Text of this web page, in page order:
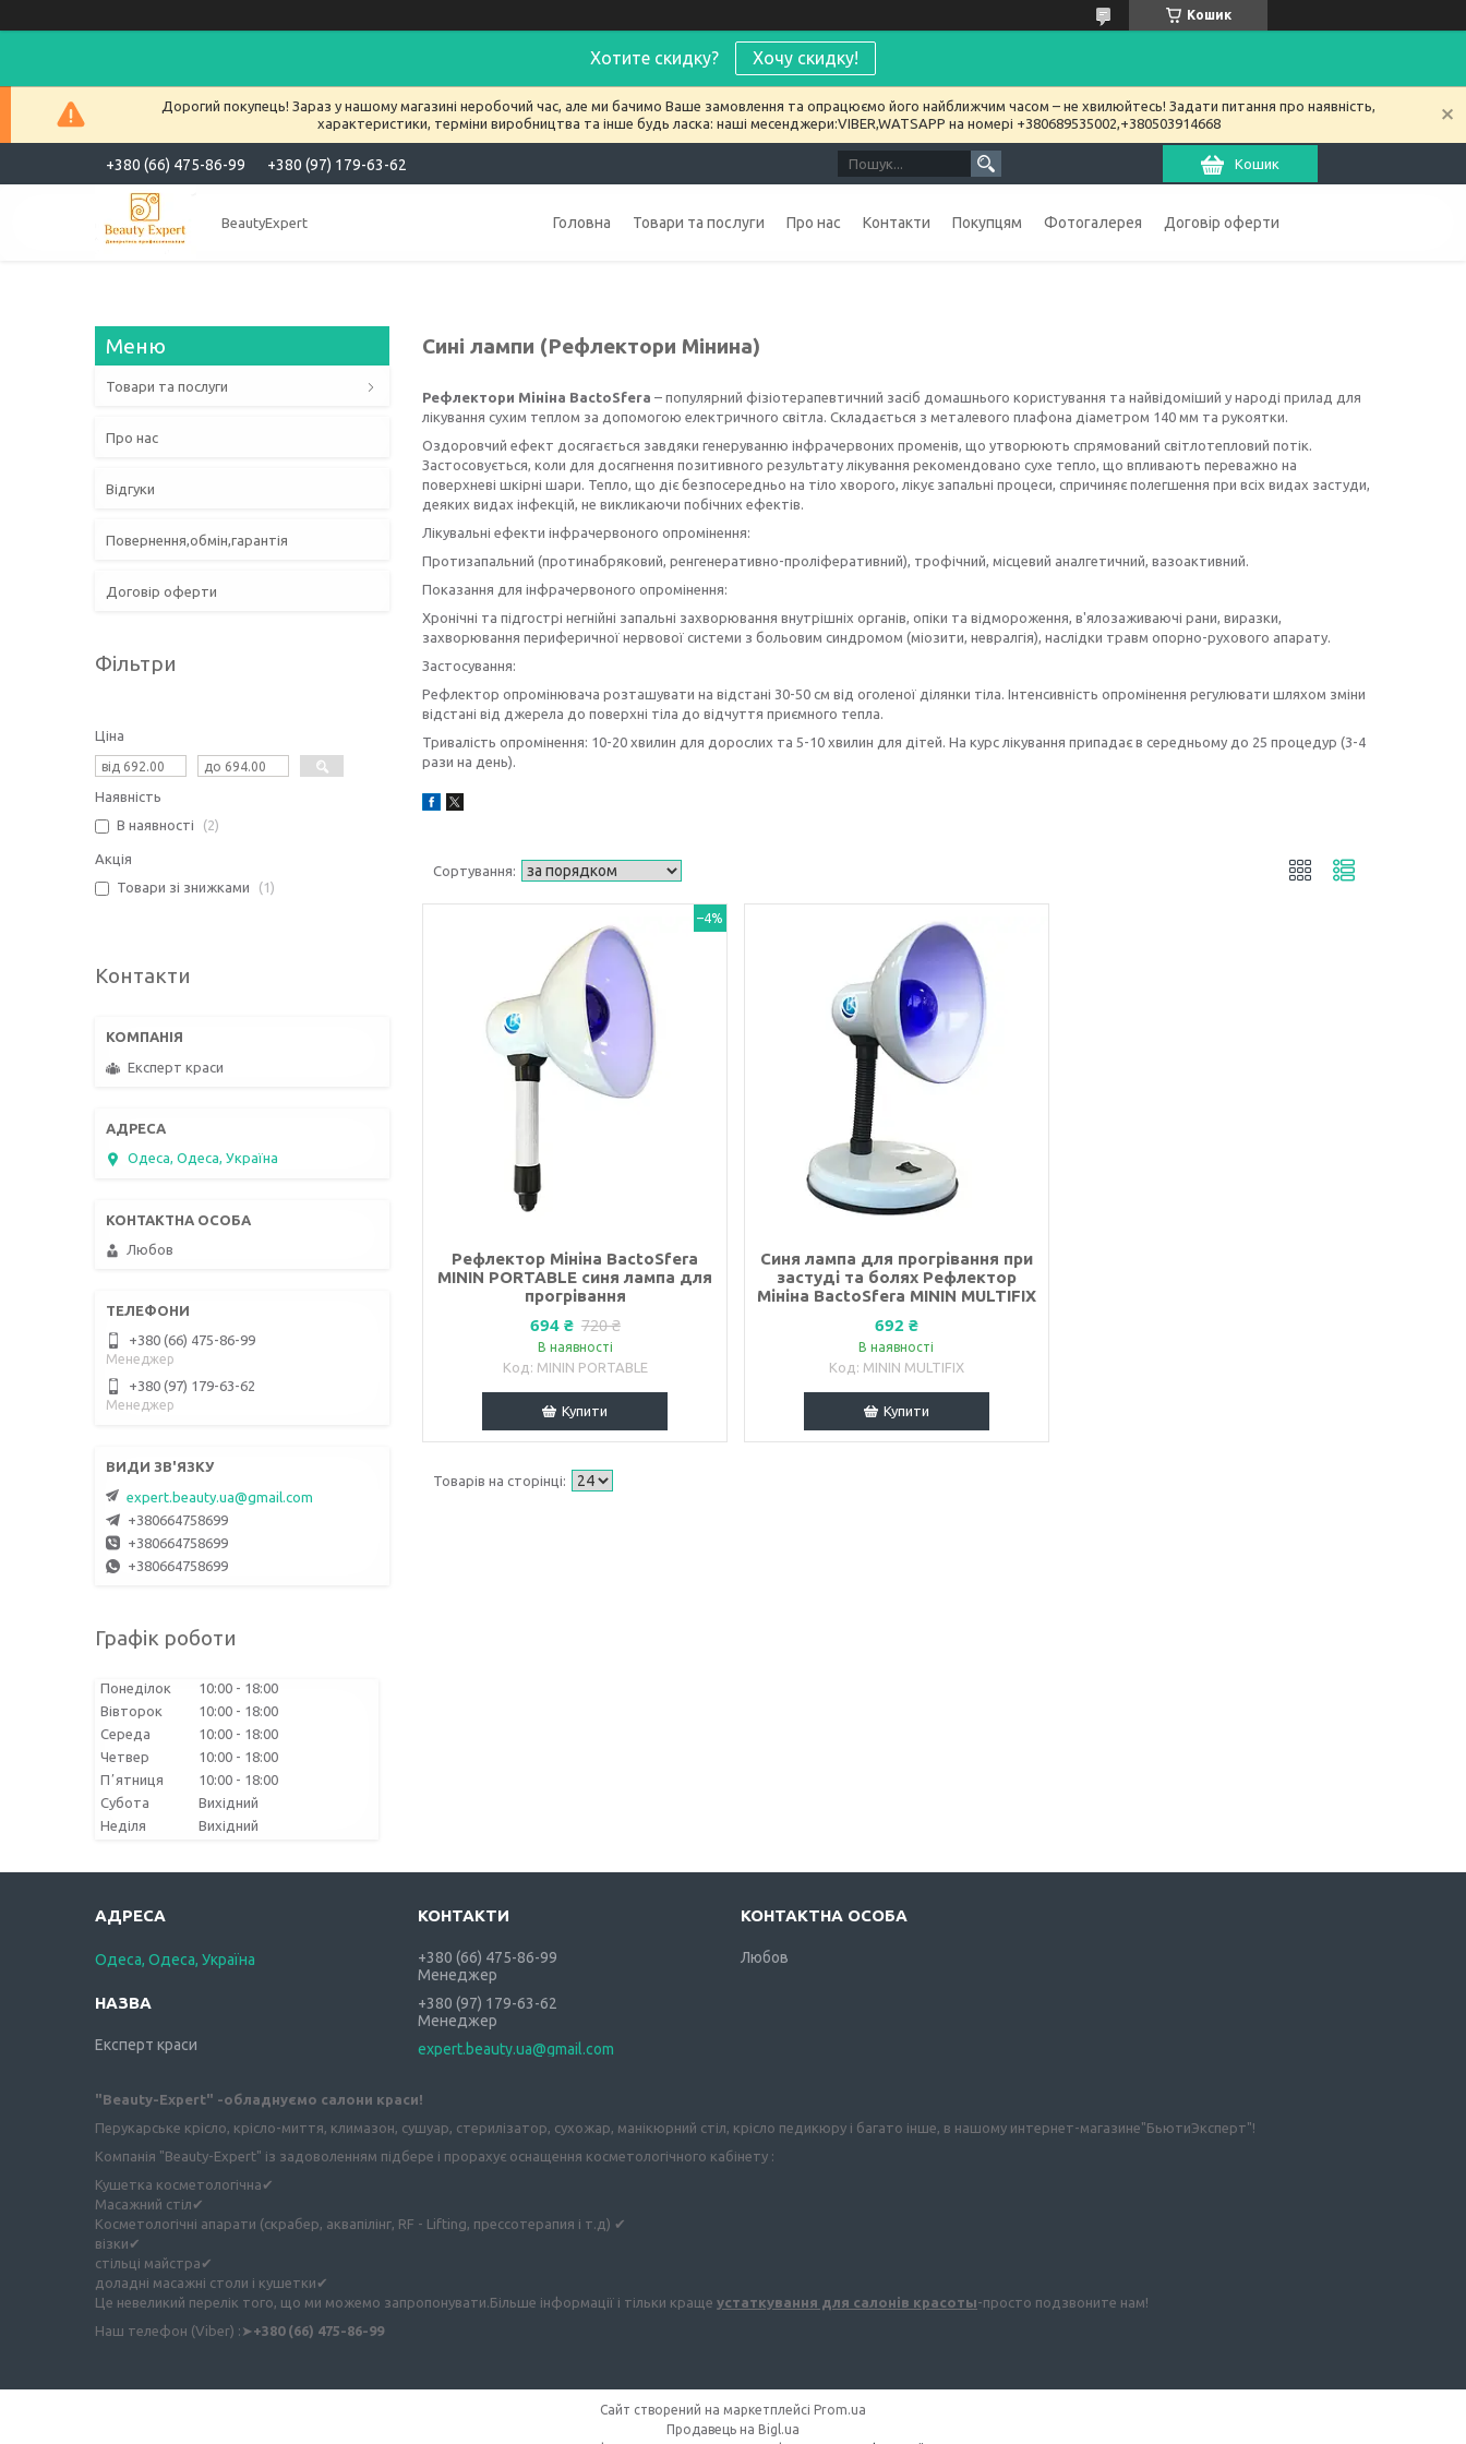
Кошик
Хотите скидку? Хочу скидку!
Дорогий покупець! Зараз у нашому магазині неробочий час, але ми бачимо Ваше замовлення та опрацюємо його найближчим часом – не хвилюйтесь! Задати питання про наявність,
характеристики, терміни виробництва та інше будь ласка: наші месенджери:VIBER,WATSAPP на номері +380689535002,+380503914668
+380 (66) 475-86-99 +380 (97) 179-63-62 Кошик
BeautyExpert Головна Товари та послуги Про нас Контакти Покупцям Фотогалерея Договір оферти
Сині лампи (Рефлектори Мінина)
Рефлектори Мініна BactoSfera – популярний фізіотерапевтичний засіб домашнього користування та найвідоміший у народі прилад для
лікування сухим теплом за допомогою електричного світла. Складається з металевого плафона діаметром 140 мм та рукоятки.
Оздоровчий ефект досягається завдяки генеруванню інфрачервоних променів, що утворюють спрямований світлотепловий потік.
Застосовується, коли для досягнення позитивного результату лікування рекомендовано сухе тепло, що впливають переважно на
поверхневі шкірні шари. Тепло, що діє безпосередньо на тіло хворого, лікує запальні процеси, спричиняє полегшення при всіх видах застуди,
деяких видах інфекцій, не викликаючи побічних ефектів.
Лікувальні ефекти інфрачервоного опромінення:
Протизапальний (протинабряковий, ренгенеративно-проліферативний), трофічний, місцевий аналгетичний, вазоактивний.
Показання для інфрачервоного опромінення:
Хронічні та підгострі негнійні запальні захворювання внутрішніх органів, опіки та відмороження, в'ялозаживаючі рани, виразки,
захворювання периферичної нервової системи з больовим синдромом (міозити, невралгія), наслідки травм опорно-рухового апарату.
Застосування:
Рефлектор опромінювача розташувати на відстані 30-50 см від оголеної ділянки тіла. Інтенсивність опромінення регулювати шляхом зміни
відстані від джерела до поверхні тіла до відчуття приємного тепла.
Тривалість опромінення: 10-20 хвилин для дорослих та 5-10 хвилин для дітей. На курс лікування припадає в середньому до 25 процедур (3-4
рази на день).
–4%
Рефлектор Мініна BactoSfera
MININ PORTABLE синя лампа для
прогрівання
694 ₴ 720 ₴
В наявності
MININ PORTABLE
Купити
Синя лампа для прогрівання при
застуді та болях Рефлектор
Мініна BactoSfera MININ MULTIFIX
692 ₴
В наявності
MININ MULTIFIX
Купити
Товари та послуги
Про нас
Відгуки
Повернення,обмін,гарантія
Договір оферти
Фільтри
Ціна
Наявність
В наявності
2
Акція
Товари зі знижками
1
Контакти
Експерт краси
Одеса, Одеса, Україна
Любов
+380 (66) 475-86-99
Менеджер
+380 (97) 179-63-62
Менеджер
expert.beauty.ua@gmail.com
+380664758699
+380664758699
+380664758699
Графік роботи
Понеділок 10:00
18:00
Вівторок
10:00
18:00
Середа
10:00
18:00
Четвер
10:00
18:00
Пʼятниця
10:00
18:00
Субота
Вихідний
Неділя
Вихідний
Одеса, Одеса, Україна
Експерт краси
+380 (66) 475-86-99
Менеджер
+380 (97) 179-63-62
Менеджер
expert.beauty.ua@gmail.com
Любов
"Beauty-Expert" -обладнуємо салони краси!
Перукарське крісло, крісло-миття, климазон, сушуар, стерилізатор, сухожар, манікюрний стіл, крісло педикюру і багато інше, в нашому интернет-магазине"БьютиЭксперт"!
Компанія "Beauty-Expert" із задоволенням підбере і прорахує оснащення косметологічного кабінету :
Кушетка косметологічна✔
Масажний стіл✔
Косметологічні апарати (скрабер, аквапілінг, RF - Lifting, прессотерапия і т.д) ✔
візки✔
стільці майстра✔
доладні масажні столи і кушетки✔
Це невеликий перелік того, що ми можемо запропонувати.Більше інформації і тільки краще устаткування для салонів красоты-просто подзвоните нам!
Наш телефон (Viber) :➤+380 (66) 475-86-99
Сайт створений на маркетплейсі Prom.ua
Продавець на Bigl.ua